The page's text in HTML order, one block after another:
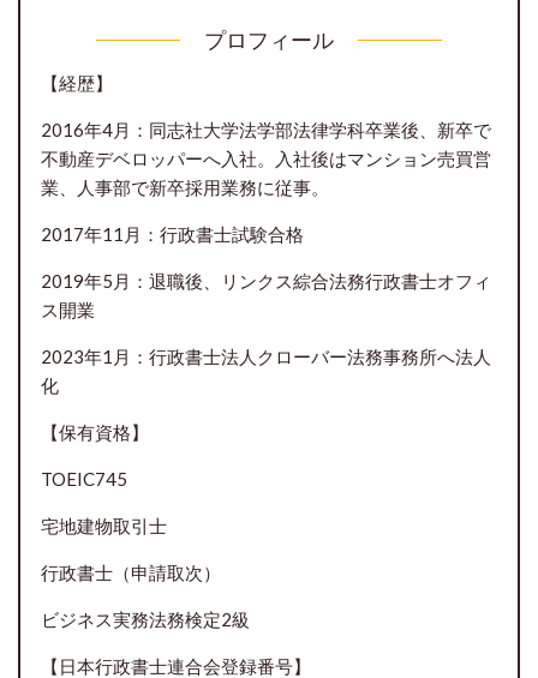
プロフィール
【経歴】
2016年4月：同志社大学法学部法律学科卒業後、新卒で
不動産デベロッパーへ入社。入社後はマンション売買営
業、人事部で新卒採用業務に従事。
2017年11月：行政書士試験合格
2019年5月：退職後、リンクス綜合法務行政書士オフィ
ス開業
2023年1月：行政書士法人クローバー法務事務所へ法人
化
【保有資格】
TOEIC745
宅地建物取引士
行政書士（申請取次）
ビジネス実務法務検定2級
【日本行政書士連合会登録番号】